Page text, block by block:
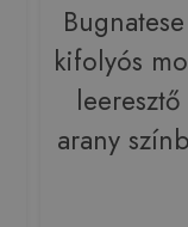
kifolyós
arany